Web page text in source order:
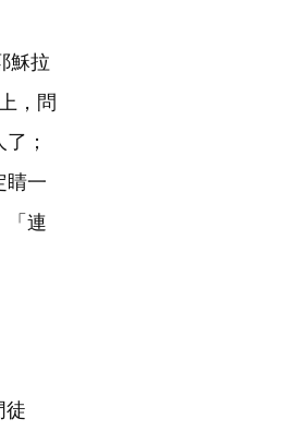
穌拉
，問
；
睛一
「連
徒